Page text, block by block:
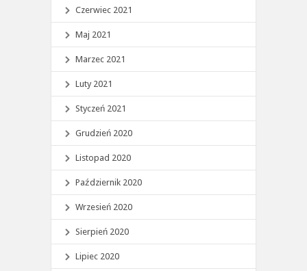
Czerwiec 2021
Maj 2021
Marzec 2021
Luty 2021
Styczeń 2021
Grudzień 2020
Listopad 2020
Październik 2020
Wrzesień 2020
Sierpień 2020
Lipiec 2020